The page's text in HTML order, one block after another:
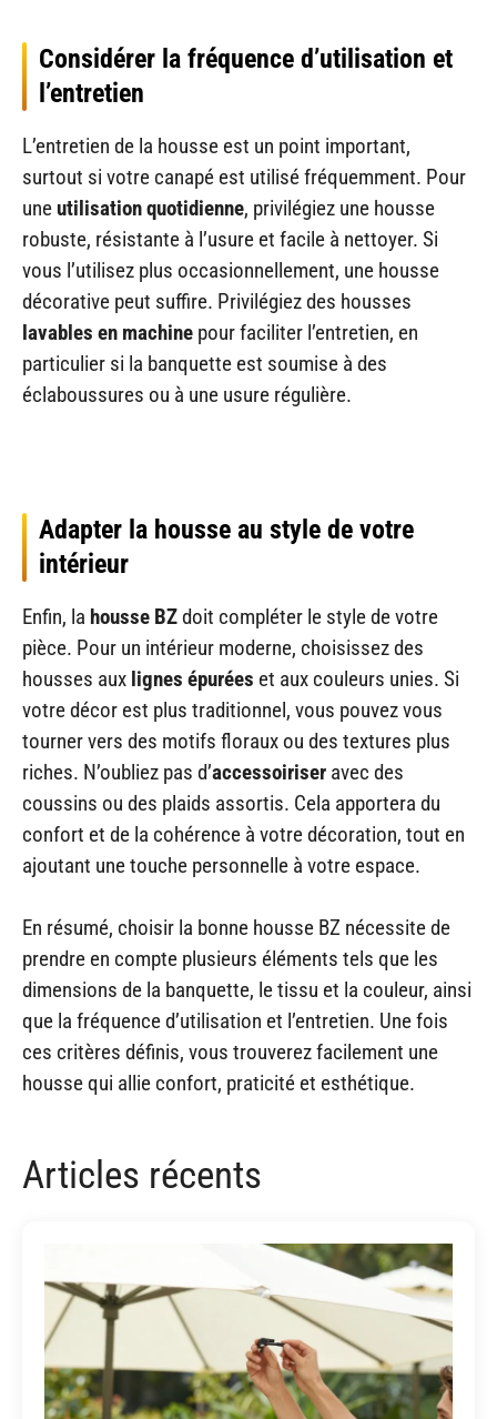
Considérer la fréquence d’utilisation et
l’entretien
L’entretien de la housse est un point important,
surtout si votre canapé est utilisé fréquemment. Pour
une utilisation quotidienne, privilégiez une housse
robuste, résistante à l’usure et facile à nettoyer. Si
vous l’utilisez plus occasionnellement, une housse
décorative peut suffire. Privilégiez des housses
lavables en machine pour faciliter l’entretien, en
particulier si la banquette est soumise à des
éclaboussures ou à une usure régulière.
Adapter la housse au style de votre
intérieur
Enfin, la housse BZdoit compléter le style de votre
pièce. Pour un intérieur moderne, choisissez des
housses aux lignes épurées et aux couleurs unies. Si
votre décor est plus traditionnel, vous pouvez vous
tourner vers des motifs floraux ou des textures plus
riches. N’oubliez pas d’accessoiriser avec des
coussins ou des plaids assortis. Cela apportera du
confort et de la cohérence à votre décoration, tout en
ajoutant une touche personnelle à votre espace.
En résumé, choisir la bonne housse BZ nécessite de
prendre en compte plusieurs éléments tels que les
dimensions de la banquette, le tissu et la couleur, ainsi
que la fréquence d’utilisation et l’entretien. Une fois
ces critères définis, vous trouverez facilement une
housse qui allie confort, praticité et esthétique.
Articles récents